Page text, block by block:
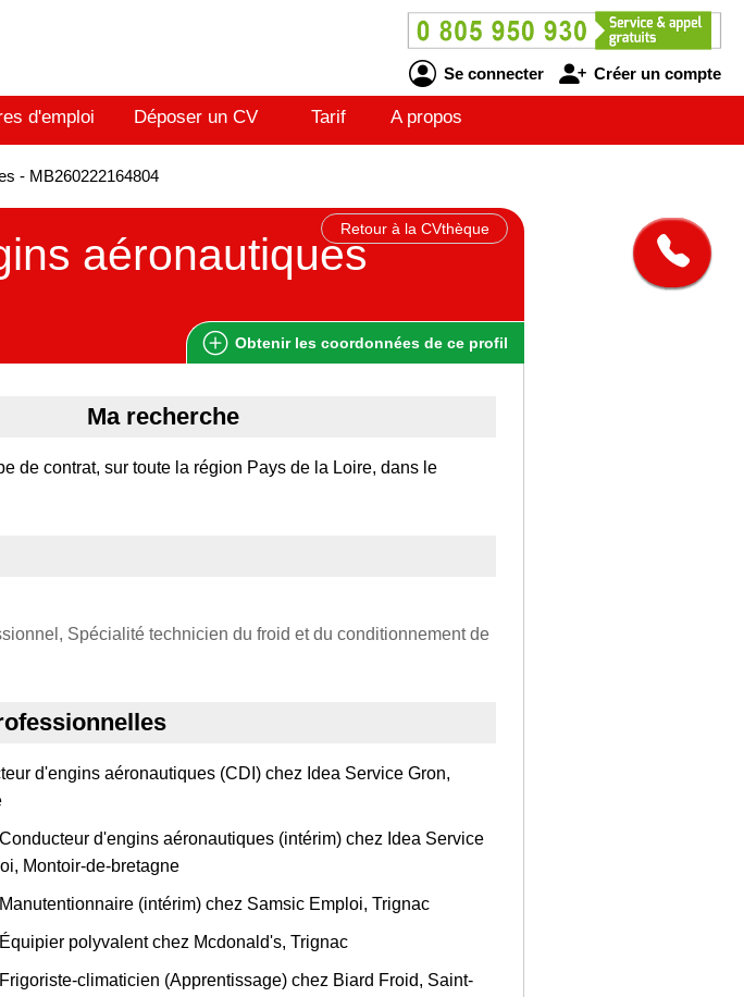
Se connecter Créer un compte
d'emploi Déposer un CV Tarif A propos
- MB260222164804
Retour à la CVthèque
aéronautiques
Obtenir les coordonnées de ce profil
Ma recherche
de contrat, sur toute la région Pays de la Loire, dans le
Spécialité technicien du froid et du conditionnement de
d'engins aéronautiques (CDI) chez Idea Service Gron,
d'engins aéronautiques (intérim) chez Idea Service
Montoir-de-bretagne
(intérim) chez Samsic Emploi, Trignac
polyvalent chez Mcdonald's, Trignac
climaticien (Apprentissage) chez Biard Froid, Saint-